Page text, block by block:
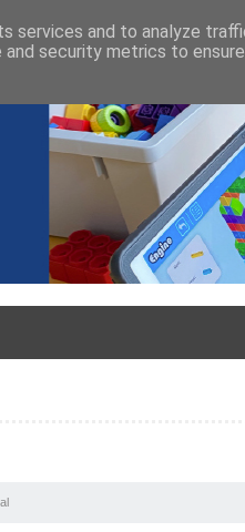
services and to analyze
security metrics to